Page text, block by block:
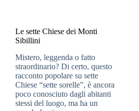
Le sette Chiese dei Monti
Sibillini
Mistero, leggenda o fatto
straordinario? Di certo, questo
racconto popolare su sette
Chiese “sette sorelle”, è ancora
poco conosciuto dagli abitanti
stessi del luogo, ma ha un